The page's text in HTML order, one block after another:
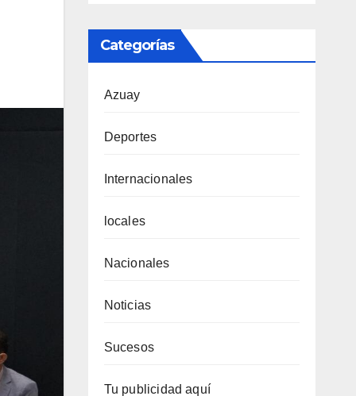
Categorías
Azuay
Deportes
Internacionales
locales
Nacionales
Noticias
Sucesos
Tu publicidad aquí